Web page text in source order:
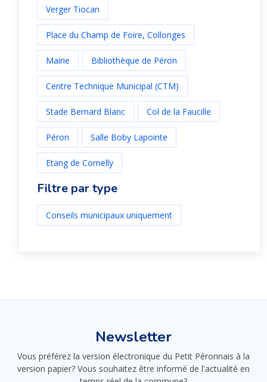
Verger Tiocan
Place du Champ de Foire, Collonges
Mairie Bibliothèque de Péron
Centre Technique Municipal (CTM)
Stade Bernard Blanc Col de la Faucille
Péron Salle Boby Lapointe
Etang de Cornelly
Filtre par type
Conseils municipaux uniquement
Newsletter
Vous préférez la version électronique du Petit Péronnais à la
version papier? Vous souhaitez être informé de l'actualité en